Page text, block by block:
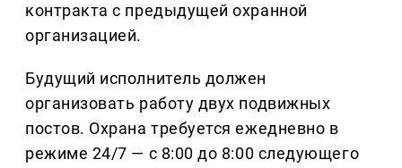
контракта с предыдущей охранной
организацией.
Будущий исполнитель должен
организовать работу двух подвижных
постов. Охрана требуется ежедневно в
режиме 24/7 — с 8:00 до 8:00 следующего